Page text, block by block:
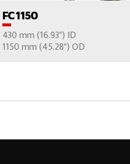
FC 1150
430 mm (16.93") ID
1150 mm (45.28") OD
ВАШ ВОПРОС